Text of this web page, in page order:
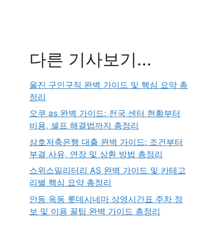
다른 기사보기...
울진 구인구직 완벽 가이드 및 핵심 요약 총
정리
오쿠 as 완벽 가이드: 전국 센터 현황부터
비용, 셀프 해결법까지 총정리
삼호저축은행 대출 완벽 가이드: 조건부터
부결 사유, 연장 및 상환 방법 총정리
스위스밀리터리 AS 완벽 가이드 및 카테고
리별 핵심 요약 총정리
안동 옥동 롯데시네마 상영시간표 주차 정
보 및 이용 꿀팁 완벽 가이드 총정리